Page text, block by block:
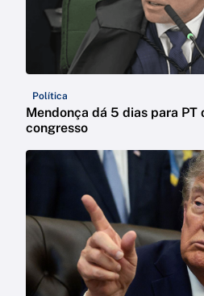
Política
Mendonça dá 5 dias para
congresso